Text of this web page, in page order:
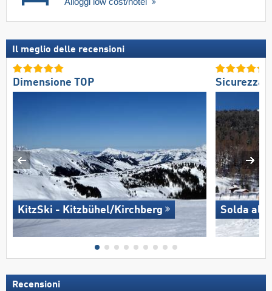
Il meglio delle recensioni
Dimensione TOP
KitzSki - Kitzbühel/​Kirchberg
Sicurezza
Solda
Recensioni